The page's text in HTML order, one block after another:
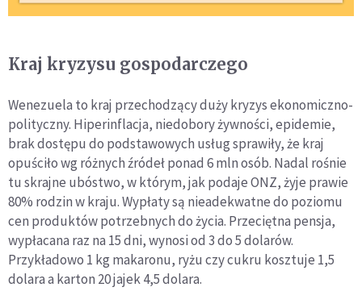
Kraj kryzysu gospodarczego
Wenezuela to kraj przechodzący duży kryzys ekonomiczno-
polityczny. Hiperinflacja, niedobory żywności, epidemie,
brak dostępu do podstawowych usług sprawiły, że kraj
opuściło wg różnych źródeł ponad 6 mln osób. Nadal rośnie
tu skrajne ubóstwo, w którym, jak podaje ONZ, żyje prawie
80% rodzin w kraju. Wypłaty są nieadekwatne do poziomu
cen produktów potrzebnych do życia. Przeciętna pensja,
wypłacana raz na 15 dni, wynosi od 3 do 5 dolarów.
Przykładowo 1 kg makaronu, ryżu czy cukru kosztuje 1,5
dolara a karton 20 jajek 4,5 dolara.